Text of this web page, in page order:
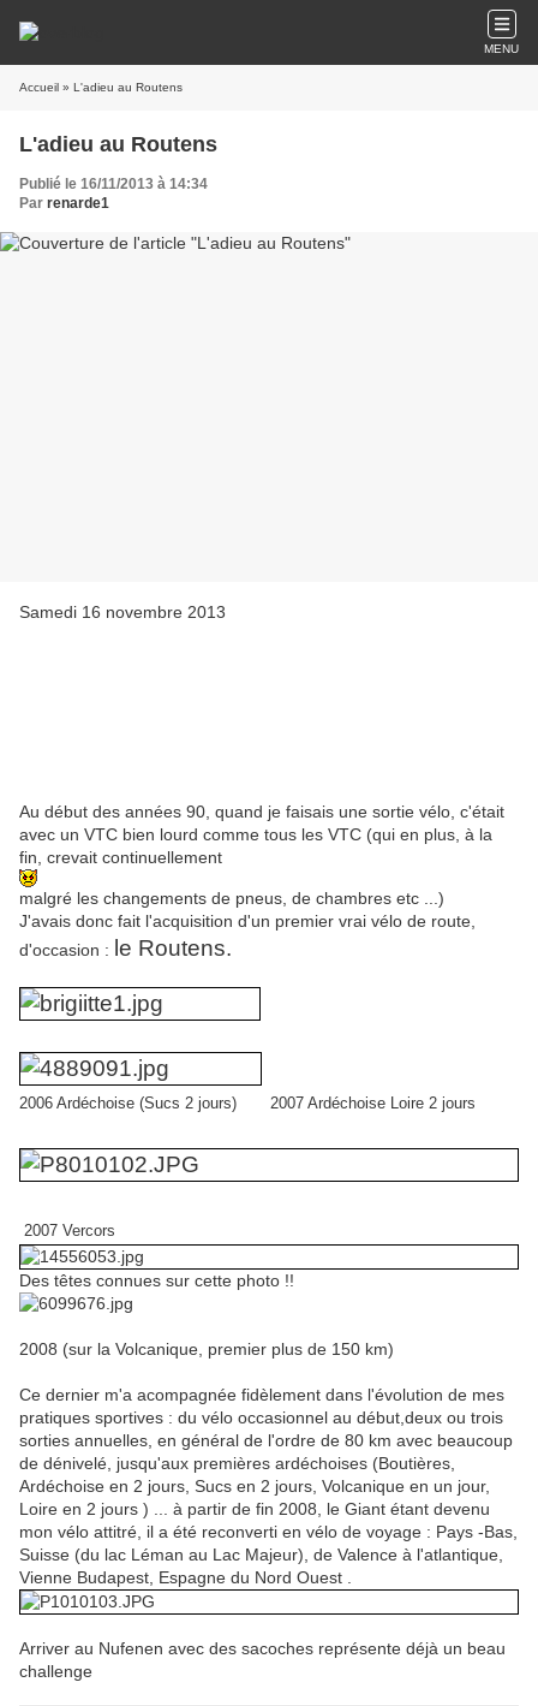
MENU
Accueil » L'adieu au Routens
L'adieu au Routens
Publié le 16/11/2013 à 14:34
Par renarde1
Samedi 16 novembre 2013
Au début des années 90, quand je faisais une sortie vélo, c'était
avec un VTC bien lourd comme tous les VTC (qui en plus, à la
fin, crevait continuellement
malgré les changements de pneus, de chambres etc ...)
J'avais donc fait l'acquisition d'un premier vrai vélo de route,
d'occasion : le Routens.
2006 Ardéchoise (Sucs 2 jours) 2007 Ardéchoise Loire 2 jours
2007 Vercors
Des têtes connues sur cette photo !!
2008 (sur la Volcanique, premier plus de 150 km)
Ce dernier m'a acompagnée fidèlement dans l'évolution de mes
pratiques sportives : du vélo occasionnel au début,deux ou trois
sorties annuelles, en général de l'ordre de 80 km avec beaucoup
de dénivelé, jusqu'aux premières ardéchoises (Boutières,
Ardéchoise en 2 jours, Sucs en 2 jours, Volcanique en un jour,
Loire en 2 jours ) ... à partir de fin 2008, le Giant étant devenu
mon vélo attitré, il a été reconverti en vélo de voyage : Pays -Bas,
Suisse (du lac Léman au Lac Majeur), de Valence à l'atlantique,
Vienne Budapest, Espagne du Nord Ouest .
Arriver au Nufenen avec des sacoches représente déjà un beau
challenge